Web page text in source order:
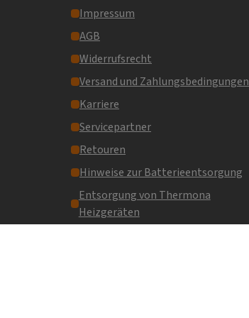
Impressum
AGB
Widerrufsrecht
Versand und Zahlungsbedingungen
Karriere
Servicepartner
Retouren
Hinweise zur Batterieentsorgung
Entsorgung von Thermona
Heizgeräten